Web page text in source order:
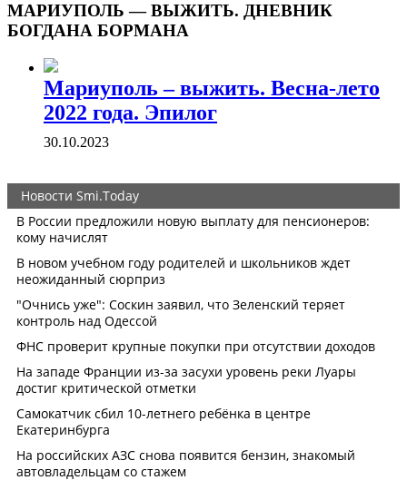
МАРИУПОЛЬ — ВЫЖИТЬ. ДНЕВНИК
БОГДАНА БОРМАНА
Мариуполь – выжить. Весна-лето
2022 года. Эпилог
30.10.2023